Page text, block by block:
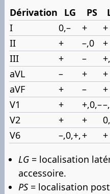
Dérivation
LG PS
I
0,– + +
II
+ –,0 +
III
+ –
aVL
– + +
aVF
+ – +
V1
+ +,0,–
V2
+ +
V6
–,0,+,+ +
LG = localisation
accessoire.
PS= localisation